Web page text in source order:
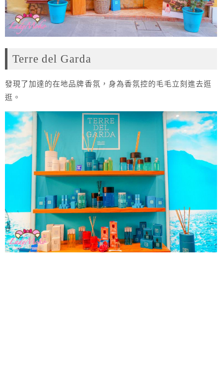
Terre del Garda
發現了加達的在地品牌香氛，身為香氛控的毛毛立刻進去逛
逛。